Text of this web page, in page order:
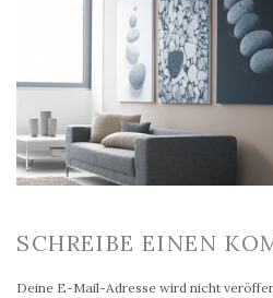
SCHREIBE EINEN
Deine E-Mail-Adresse wird nicht